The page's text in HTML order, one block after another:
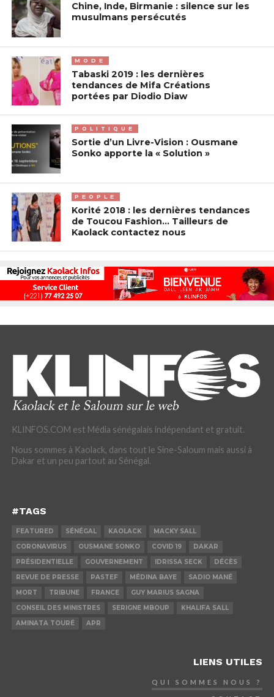
Chine, Inde, Birmanie : silence sur les
musulmans persécutés
MODE
Tabaski 2019 : les dernières
tendances de Mifa Créations
portées par Diodio Diaw
POLITIQUE
Sortie d’un Livre-Vision : Ousmane
Sonko apporte la « Solution »
PEOPLE
Korité 2018 : les dernières tendances
de Toucou Fashion… Tailleurs de
Kaolack contactez nous
KLINFOS.COM est Média sénégalais indépendant et gratuit.
Nous sommes à Kaolack, dans tout le Sine-Saloum mais aussi à
Dakar et un peu partout au Sénégal.
#TAGS
FEATURED SÉNÉGAL KAOLACK
MACKY SALL
CORONAVIRUS
OUSMANE SONKO COVID 19
DAKAR
PRÉSIDENTIELLE
GOUVERNEMENT IDRISSA SECK
DÉCÈS
REVUE DE PRESSE
PASTEF MÉDINA BAYE
SADIO MANÉ
MORT
TRIBUNE FRANCE
GUY MARIUS SAGNA
CONSEIL DES MINISTRES
SERIGNE MBOUP
KHALIFA SALL
AMINATA TOURÉ
APR
LIENS UTILES
QUI SOMMES NOUS ?